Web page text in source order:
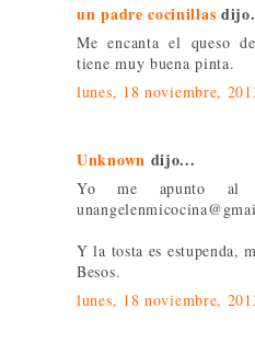
un padre cocinillas
Me encanta el queso
tiene muy buena pinta.
lunes, 18 noviembre,
Unknown dijo...
Yo me apunto al
Y la tosta es estupenda,
Besos.
lunes, 18 noviembre,